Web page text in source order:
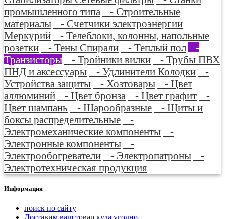
промышленного типа
- Строительные
материалы
- Счетчики электроэнергии
Меркурий
- Телеблоки, колонны, напольные
розетки
- Тены Спирали - Теплый пол
-
Транзисторы
- Тройники вилки
- Трубы ПВХ
ПНД и аксессуары
- Удлинители Колодки
-
Устройства защиты
- Хозтовары
- Цвет
аллюминий
- Цвет бронза - Цвет графит
-
Цвет шампань
- Шарообразные
- Щиты и
боксы распределительные
-
Электромеханические компоненты
-
Электронные компоненты
-
Электрообогреватели
- Электропатроны
-
Электротехническая продукция
Информация
поиск по сайту
Доставим ваш товар куда угодно